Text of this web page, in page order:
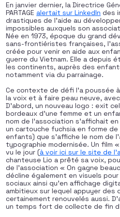
En janvier dernier, la Directrice
PARTAGE alertait sur LinkedIn des
drastiques de l’aide au
impossibles auxquels son
Née en 1973, époque du grand
sans-frontiéristes françaises,
créée pour venir en aide aux
guerre du Vietnam. Elle a depuis
les continents, auprès des
notamment via du parrainage.
Ce contexte de défi l’a poussée
la voix et à faire peau neuve,
D’abord, un nouveau logo : exit
bordeaux d’une femme et un
nom de l’association s’affichait
un cartouche fuchsia en forme
enfants) que s’affiche le nom de
typographie modernisée. Un film
vu le jour (à voir ici sur le site de
chanteuse Lio a prêté sa voix,
de l’association « On gagne
décline également en visuels
sociaux ainsi qu’en affichage
ambitieux sur lequel appuyer
certainement renouvelés aussi.
un temps fort de collecte de fin